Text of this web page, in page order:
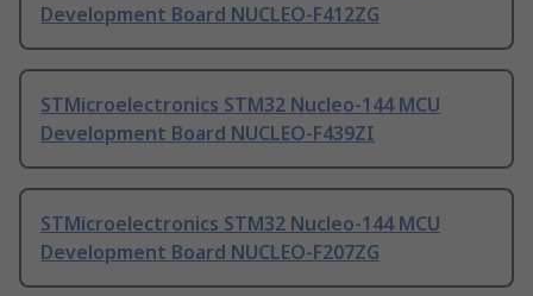
Development Board NUCLEO-F412ZG
STMicroelectronics STM32 Nucleo-144 MCU
Development Board NUCLEO-F439ZI
STMicroelectronics STM32 Nucleo-144 MCU
Development Board NUCLEO-F207ZG